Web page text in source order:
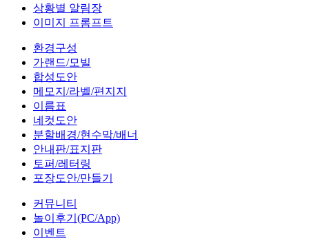
상황별 알림장
이미지 프롬프트
환경구성
가랜드/모빌
합성도안
메모지/라벨/편지지
이름표
네컷도안
분할배경/현수막/배너
안내판/표지판
토퍼/레터링
포장도안/만들기
커뮤니티
놀이후기(PC/App)
이벤트